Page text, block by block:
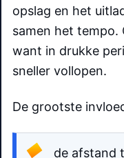
opslag en het
samen het tempo.
want in drukke
sneller vollopen.
De grootste
de afstand